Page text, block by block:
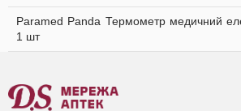
Paramed Panda Термометр медичний
1 шт